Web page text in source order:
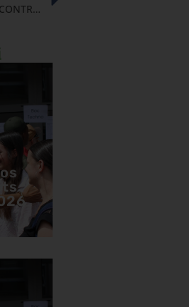
CLASSES DE 3ÈMES – JOURNÉE DE SENSIBILISATION ACTION CONTRE LA FAIM